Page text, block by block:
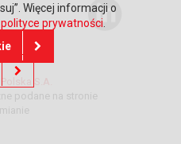
podane na stronie
Więcej informacji o
polityce prywatności